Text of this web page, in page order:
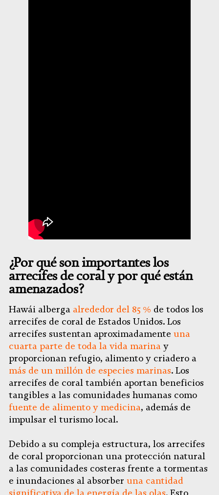
¿Por qué son importantes los
arrecifes de coral y por qué están
amenazados?
Hawái alberga alrededor del 85 % de todos los
arrecifes de coral de Estados Unidos. Los
arrecifes sustentan aproximadamente una
cuarta parte de toda la vida marina y
proporcionan refugio, alimento y criadero a
más de un millón de especies marinas. Los
arrecifes de coral también aportan beneficios
tangibles a las comunidades humanas como
fuente de alimento y medicina, además de
impulsar el turismo local.
Debido a su compleja estructura, los arrecifes
de coral proporcionan una protección natural
a las comunidades costeras frente a tormentas
e inundaciones al absorber una cantidad